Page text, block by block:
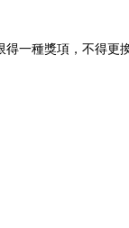
一種獎項，不得更